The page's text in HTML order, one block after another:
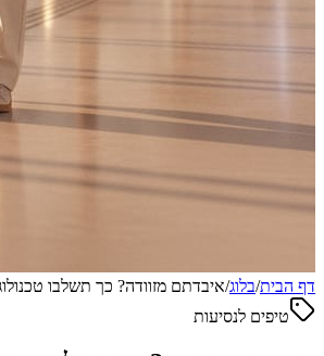
דף הבית/בלוג/איבדתם מזוודה? כך תשלבו
טיפים לנסיעות